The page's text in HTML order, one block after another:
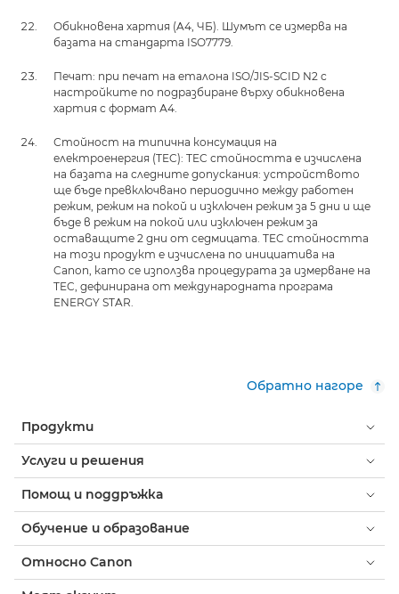
Обикновена хартия (A4, ЧБ). Шумът се измерва на
базата на стандарта ISO7779.
Печат: при печат на еталона ISO/JIS-SCID N2 с
настройките по подразбиране върху обикновена
хартия с формат А4.
Стойност на типична консумация на
електроенергия (TEC): TEC стойността е изчислена
на базата на следните допускания: устройството
ще бъде превключвано периодично между работен
режим, режим на покой и изключен режим за 5 дни и ще
бъде в режим на покой или изключен режим за
оставащите 2 дни от седмицата. TEC стойността
на този продукт е изчислена по инициатива на
Canon, като се използва процедурата за измерване на
TEC, дефинирана от международната програма
ENERGY STAR.
Обратно нагоре
Продукти
Услуги и решения
Помощ и поддръжка
Обучение и образование
Относно Canon